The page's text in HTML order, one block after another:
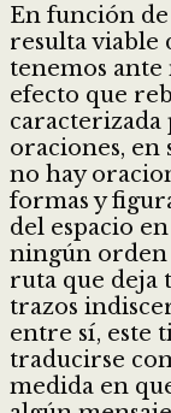
En función de
resulta viable
tenemos
efecto que
caracterizada
oraciones, en
no hay
formas y
del espacio
ningún orden
ruta que deja
trazos
entre sí, este
traducirse
medida en